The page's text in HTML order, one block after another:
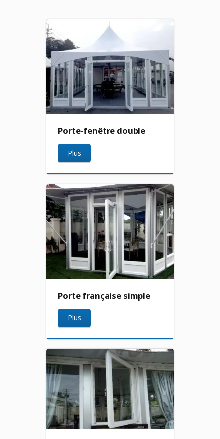
Porte-fenêtre double
Plus
Porte française simple
Plus